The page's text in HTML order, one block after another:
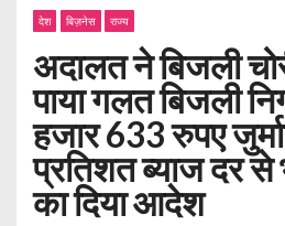
देश बिज़नेस राज्य
अदालत ने बिजली
पाया गलत बिजली
हजार 633 रुपए
प्रतिशत ब्याज दर
का दिया आदेश